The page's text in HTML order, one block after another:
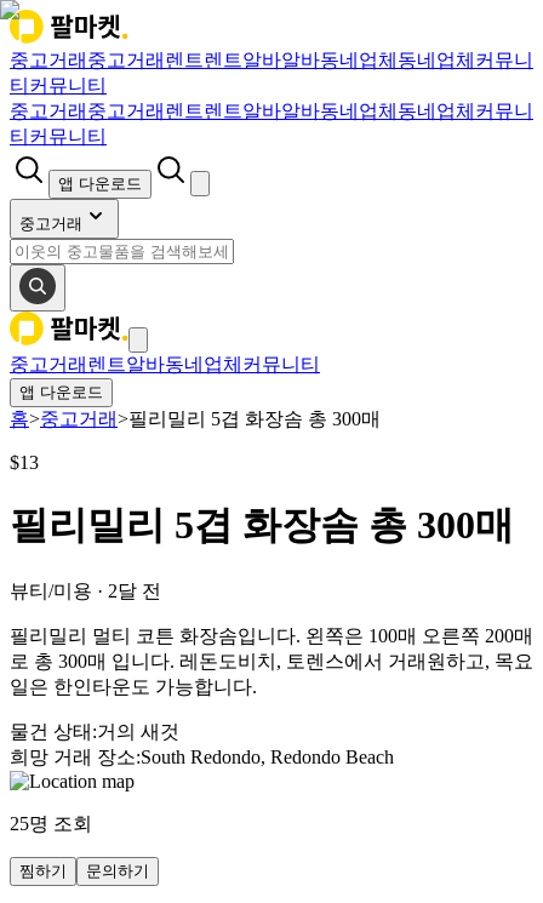
중고거래 중고거래 렌트렌트알바알바동네업체 동네업체 커뮤니
티 커뮤니티
중고거래 중고거래 렌트렌트알바알바동네업체 동네업체 커뮤니
티 커뮤니티
앱 다운로드
중고거래
중고거래 렌트알바동네업체 커뮤니티
앱 다운로드
홈>중고거래>필리밀리 5겹 화장솜 총 300매
$13
필리밀리 5겹 화장솜 총 300매
뷰티/미용 · 2달 전
필리밀리 멀티 코튼 화장솜입니다. 왼쪽은 100매 오른쪽 200매
로 총 300매 입니다. 레돈도비치, 토렌스에서 거래원하고, 목요
일은 한인타운도 가능합니다.
물건 상태 :거의 새것
희망 거래 장소:South Redondo, Redondo Beach
25명 조회
찜하기 문의하기